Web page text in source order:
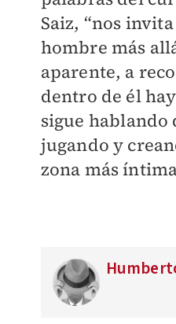
Saiz, “nos
hombre más
aparente, a
dentro de él
sigue hablando
jugando y
zona más